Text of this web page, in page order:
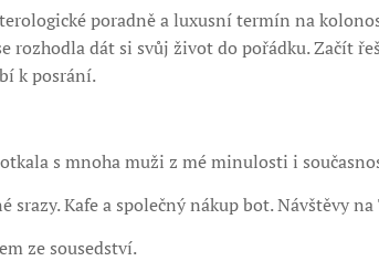
poradně a luxusní termín na
rozhodla dát si svůj život do pořádku. Začít
k posrání.
s mnoha muži z mé minulosti i
srazy. Kafe a společný nákup bot. Návštěvy
ze sousedství.